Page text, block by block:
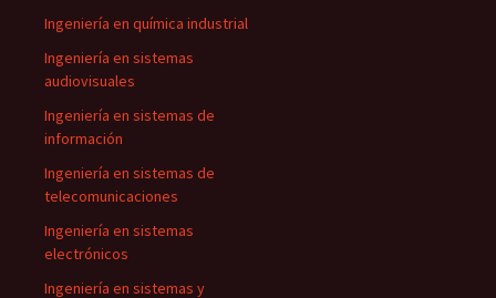
Ingeniería en química industrial
Ingeniería en sistemas
audiovisuales
Ingeniería en sistemas de
información
Ingeniería en sistemas de
telecomunicaciones
Ingeniería en sistemas
electrónicos
Ingeniería en sistemas y